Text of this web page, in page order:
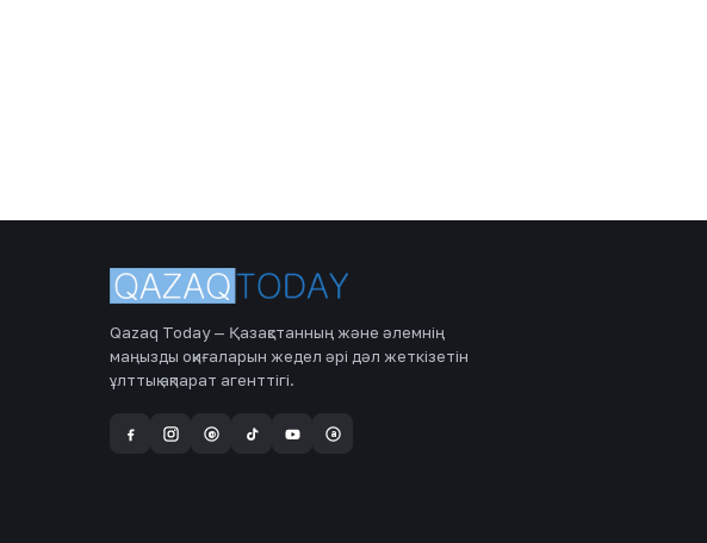
Qazaq Today — Қазақстанның және әлемнің
маңызды оқиғаларын жедел әрі дәл жеткізетін
ұлттық ақпарат агенттігі.
@ a